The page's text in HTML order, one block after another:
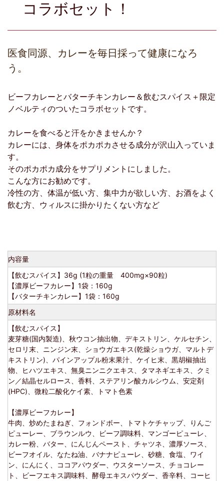
コラボセット！
医食同源、カレーを毎日採って健康になろ
う。
ビーフカレーとバターチキンカレー＆飲むスパイス＋限定
ノベルティのついたコラボセットです。
カレーを食べると汗をかきませんか？
カレーには、身体をポカポカさせる成分が沢山入っていま
す。
そのポカポカ成分をサプリメントにしました。
こんな方にお勧めです。
冷性の方、体温が低い方、集中力が欲しい方、お酒をよく
飲む方、ウィルスに掛かりたくない方など
内容量
【飲むスパイス】36g (1粒の重量 400mg×90粒)
【濃厚ビーフカレー】1袋：160g
【バターチキンカレー】1袋：160g
原材料名
【飲むスパイス】
麦芽糖(国内製造)、秋ウコン抽出物、デキストリン、ケルセチン、
セロリ末、ニンジン末、ショウガエキス(乾燥ショウガ、マルトデ
キストリン)、パインアップル粉末果汁、ケイヒ末、黒胡椒抽出
物、ヒハツエキス、無臭ニンニクエキス、タマネギエキス、クミ
ン／結晶セルロース、香料、ステアリン酸カルシウム、安定剤
(HPC)、微粒二酸化ケイ素、トマト色素
【濃厚ビーフカレー】
牛肉、炒めたまねぎ、フォンドボー、トマトケチャップ、りんご
ピューレー、ブラウンルウ、ビーフ調味料、マンゴーピューレ、
カレー粉、バター、にんじんペースト、チャツネ、濃厚ソース、
ビーフオイル、なたね油、バナナピューレ、砂糖、食塩、ワイ
ン、にんにく、ココアパウダー、ウスターソース、チョコレー
ト、ビーフエキス調味料、酵母エキスパウダー、香辛料、コーヒ